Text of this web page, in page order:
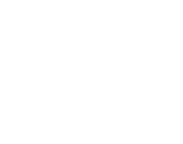
số lượng